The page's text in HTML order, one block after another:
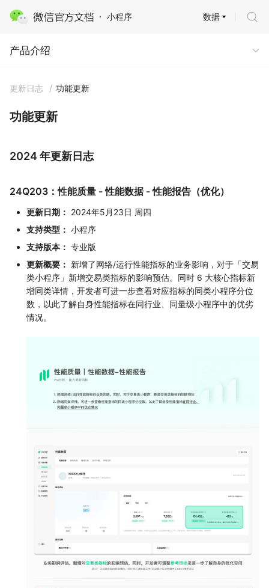
小程序
产品介绍
数据
产品介绍
更新日志 / 功能更新
功能更新
2024 年更新日志
24Q203：性能质量 - 性能数据 - 性能报告（优化）
更新日期： 2024年5月23日 周四
支持类型： 小程序
支持版本： 专业版
更新概要： 新增了网络/运行性能指标的业务影响，对于「交易
类小程序」新增交易类指标的影响预估。同时 6 大核心指标新
增同类详情，开发者可进一步查看对应指标的同类小程序分位
数，以此了解自身性能指标在同行业、同量级小程序中的优劣
情况。